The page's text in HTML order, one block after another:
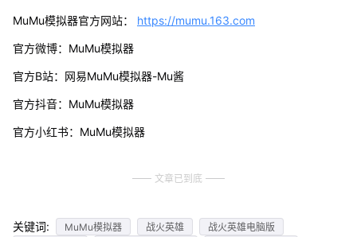
MuMu模拟器官方网站： https://mumu.163.com
官方微博：MuMu模拟器
官方B站：网易MuMu模拟器-Mu酱
官方抖音：MuMu模拟器
官方小红书：MuMu模拟器
文章已到底
关键词: MuMu模拟器 战火英雄
战火英雄电脑版